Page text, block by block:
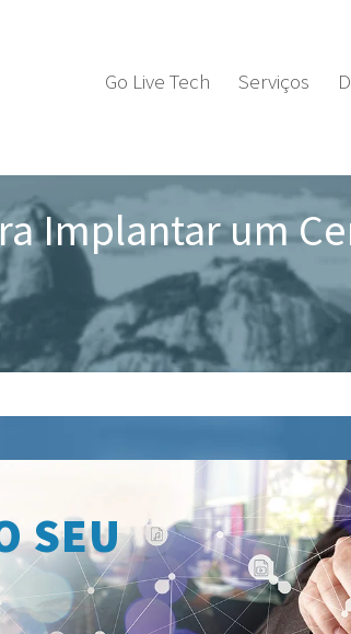
Go Live Tech Serviços
Implantar um
SEU